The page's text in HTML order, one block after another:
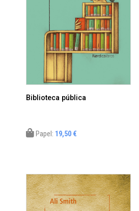
Biblioteca pública
Papel: 19,50 €